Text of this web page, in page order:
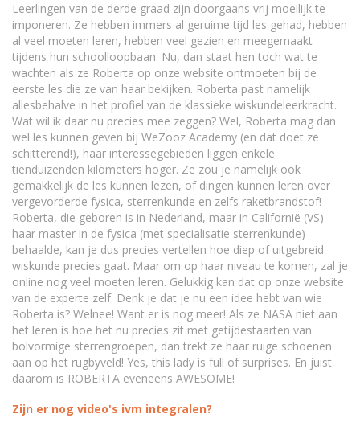
Leerlingen van de derde graad zijn doorgaans vrij moeilijk te
imponeren. Ze hebben immers al geruime tijd les gehad, hebben
al veel moeten leren, hebben veel gezien en meegemaakt
tijdens hun schoolloopbaan. Nu, dan staat hen toch wat te
wachten als ze Roberta op onze website ontmoeten bij de
eerste les die ze van haar bekijken. Roberta past namelijk
allesbehalve in het profiel van de klassieke wiskundeleerkracht.
Wat wil ik daar nu precies mee zeggen? Wel, Roberta mag dan
wel les kunnen geven bij WeZooz Academy (en dat doet ze
schitterend!), haar interessegebieden liggen enkele
tienduizenden kilometers hoger. Ze zou je namelijk ook
gemakkelijk de les kunnen lezen, of dingen kunnen leren over
vergevorderde fysica, sterrenkunde en zelfs raketbrandstof!
Roberta, die geboren is in Nederland, maar in Californië (VS)
haar master in de fysica (met specialisatie sterrenkunde)
behaalde, kan je dus precies vertellen hoe diep of uitgebreid
wiskunde precies gaat. Maar om op haar niveau te komen, zal je
online nog veel moeten leren. Gelukkig kan dat op onze website
van de experte zelf. Denk je dat je nu een idee hebt van wie
Roberta is? Welnee! Want er is nog meer! Als ze NASA niet aan
het leren is hoe het nu precies zit met getijdestaarten van
bolvormige sterrengroepen, dan trekt ze haar ruige schoenen
aan op het rugbyveld! Yes, this lady is full of surprises. En juist
daarom is ROBERTA eveneens AWESOME!
Zijn er nog video's ivm integralen?